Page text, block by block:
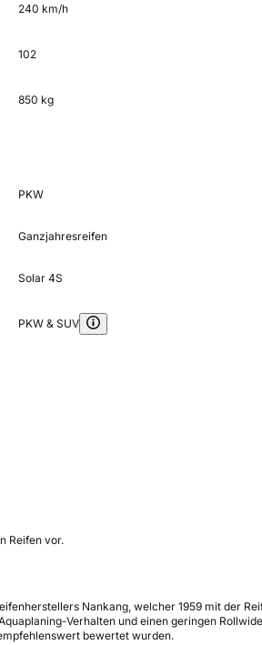
240 km/h
102
850 kg
PKW
Ganzjahresreifen
Solar 4S
PKW & SUV
Reifen vor.
Nankang, welcher 1959 mit der
Verhalten und einen geringen
bewertet wurden.